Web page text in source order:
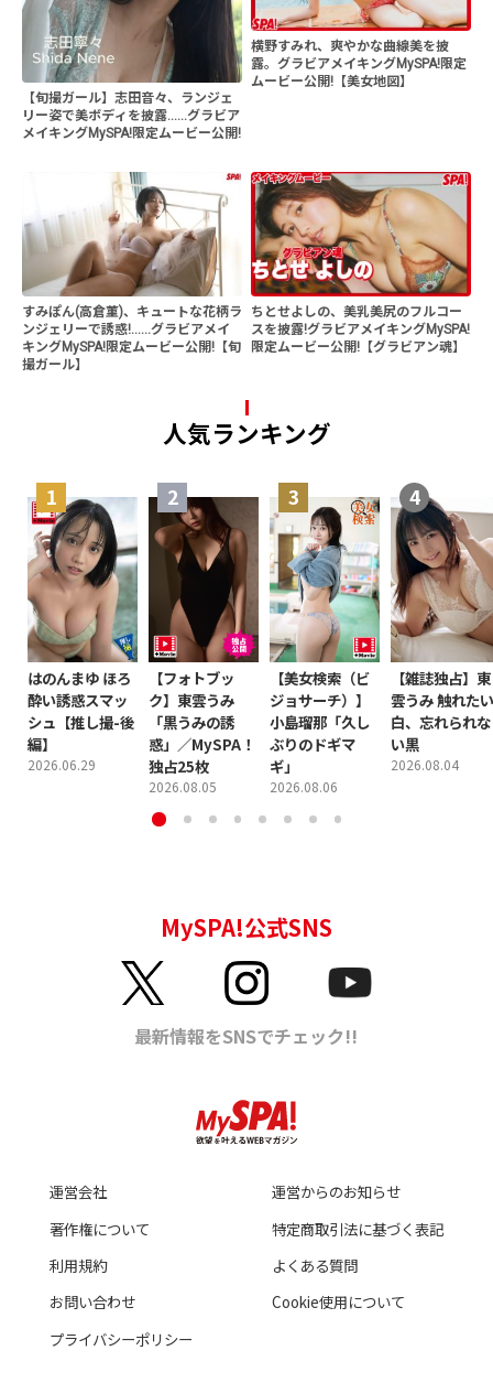
【旬撮ガール】志田音々、ランジェ
リー姿で美ボディを披露......グラビア
メイキングMySPA!限定ムービー公開!
横野すみれ、爽やかな曲線美を披
露。グラビアメイキングMySPA!限定
ムービー公開!【美女地図】
すみぽん(高倉菫)、キュートな花柄ラ
ンジェリーで誘惑!......グラビアメイ
キングMySPA!限定ムービー公開!【旬
撮ガール】
ちとせよしの、美乳美尻のフルコー
スを披露!グラビアメイキングMySPA!
限定ムービー公開!【グラビアン魂】
人気ランキング
はのんまゆ ほろ
酔い誘惑スマッ
シュ【推し撮-後
編】
2026.06.29
【フォトブッ
ク】東雲うみ
「黒うみの誘
惑」／MySPA！
独占25枚
2026.08.05
【美女検索（ビ
ジョサーチ）】
小島瑠那「久し
ぶりのドギマ
ギ」
2026.08.06
【雑誌独占】東
雲うみ 触れたい
白、忘れられな
い黒
2026.08.04
運営会社
運営からのお知らせ
著作権について
特定商取引法に基づく表記
利用規約
よくある質問
お問い合わせ
Cookie使用について
プライバシーポリシー